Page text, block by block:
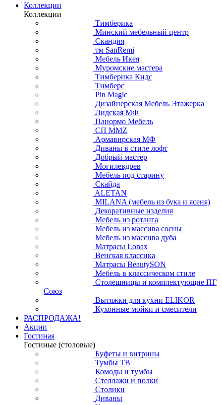
Коллекции
Коллекции
Тимберика
Минский мебельный центр
Скандия
тм SanRemi
Мебель Икея
Муромские мастера
Тимберика Кидс
Тимберс
Pin Magic
Дизайнерская Мебель Этажерка
Лидская МФ
Панормо Мебель
СП ММZ
Армавирская МФ
Диваны в стиле лофт
Добрый мастер
Могилевдрев
Мебель под старину
Скайда
ALETAN
MILANA (мебель из бука и ясеня)
Декоративные изделия
Мебель из ротанга
Мебель из массива сосны
Мебель из массива дуба
Матрасы Lonax
Венская классика
Матрасы BeautySON
Мебель в классическом стиле
Столешницы и комплектующие ПГ
Союз
Вытяжки для кухни ELIKOR
Кухонные мойки и смесители
РАСПРОДАЖА!
Акции
Гостиная
Гостиные (столовые)
Буфеты и витрины
Тумбы ТВ
Комоды и тумбы
Стеллажи и полки
Столики
Диваны